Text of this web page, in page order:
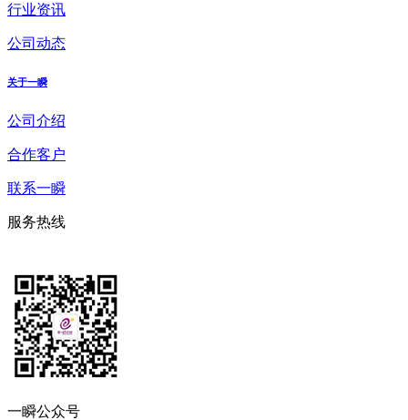
行业资讯
公司动态
关于一瞬
公司介绍
合作客户
联系一瞬
服务热线
一瞬公众号